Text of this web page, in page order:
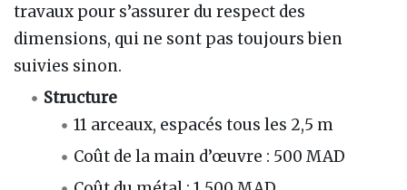
travaux pour s’assurer du respect des
dimensions, qui ne sont pas toujours bien
suivies sinon.
Structure
11 arceaux, espacés tous les 2,5 m
Coût de la main d’œuvre : 500 MAD